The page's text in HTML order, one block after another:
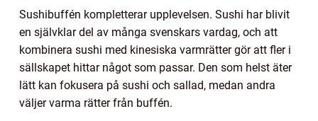
Sushibuffén kompletterar upplevelsen. Sushi har blivit
en självklar del av många svenskars vardag, och att
kombinera sushi med kinesiska varmrätter gör att fler i
sällskapet hittar något som passar. Den som helst äter
lätt kan fokusera på sushi och sallad, medan andra
väljer varma rätter från buffén.